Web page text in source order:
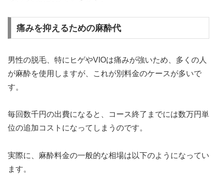
痛みを抑えるための麻酔代
男性の脱毛、特にヒゲやVIOは痛みが強いため、多くの人
が麻酔を使用しますが、これが別料金のケースが多いで
す。
毎回数千円の出費になると、コース終了までには数万円単
位の追加コストになってしまうのです。
実際に、麻酔料金の一般的な相場は以下のようになってい
ます。